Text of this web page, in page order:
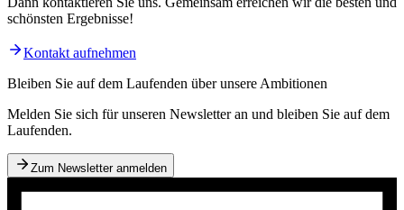
schönsten Ergebnisse!
Kontakt aufnehmen
Bleiben Sie auf dem Laufenden über unsere Ambitionen
Melden Sie sich für unseren Newsletter an und bleiben Sie auf dem
Laufenden.
Zum Newsletter anmelden